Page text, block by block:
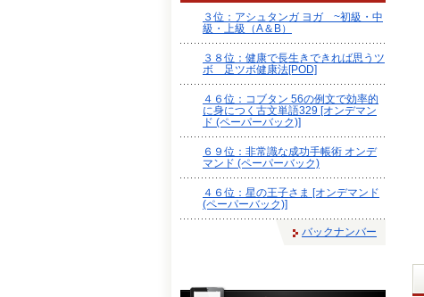
３位：アシュタンガ ヨガ ~初級・中
級・上級（A＆B）
３８位：健康で長生きできれば思うツ
ボ 足ツボ健康法[POD]
４６位：コブタン 56の例文で効率的
に身につく古文単語329 [オンデマン
ド (ペーパーバック)]
６９位：非常識な成功手帳術 オンデ
マンド (ペーパーバック)
４６位：星の王子さま [オンデマンド
(ペーパーバック)]
バックナンバー